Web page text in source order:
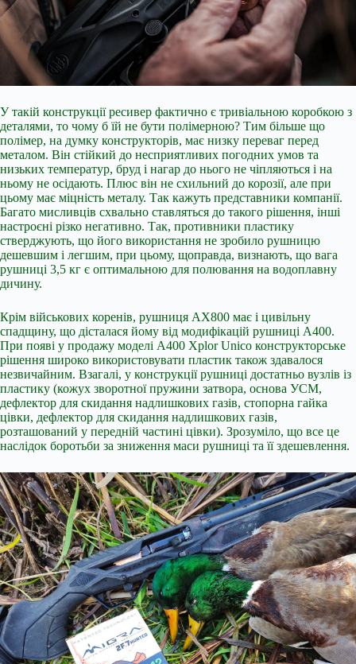
У такій конструкції ресивер фактично є тривіальною коробкою з
деталями, то чому б їй не бути полімерною? Тим більше що
полімер, на думку конструкторів, має низку переваг перед
металом. Він стійкий до несприятливих погодних умов та
низьких температур, бруд і нагар до нього не чіпляються і на
ньому не осідають. Плюс він не схильний до корозії, але при
цьому має міцність металу. Так кажуть представники компанії.
Багато мисливців схвально ставляться до такого рішення, інші
настроєні різко негативно. Так, противники пластику
стверджують, що його використання не зробило рушницю
дешевшим і легшим, при цьому, щоправда, визнають, що вага
рушниці 3,5 кг є оптимальною для полювання на водоплавну
дичину.
Крім військових коренів, рушниця АХ800 має і цивільну
спадщину, що дісталася йому від модифікацій рушниці A400.
При появі у продажу моделі A400 Xplor Unico конструкторське
рішення широко використовувати пластик також здавалося
незвичайним. Взагалі, у конструкції рушниці достатньо вузлів із
пластику (кожух зворотної пружини затвора, основа УСМ,
дефлектор для скидання надлишкових газів, стопорна гайка
цівки, дефлектор для скидання надлишкових газів,
розташований у передній частині цівки). Зрозуміло, що все це
наслідок боротьби за зниження маси рушниці та її здешевлення.